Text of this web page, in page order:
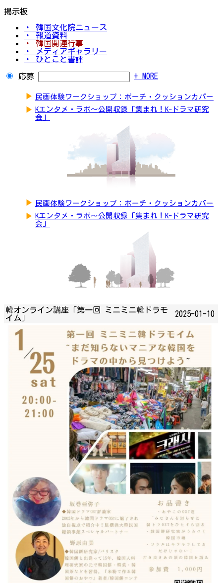
掲示板
・ 韓国文化院ニュース
・ 報道資料
・ 韓国関連行事
・ メディアギャラリー
・ ひとこと書評
応募 + MORE
▶ 民画体験ワークショップ：ポーチ・クッションカバー
▶ Kエンタメ・ラボ～公開収録「集まれ！K-ドラマ研究
会」
▶ 民画体験ワークショップ：ポーチ・クッションカバー
▶ Kエンタメ・ラボ～公開収録「集まれ！K-ドラマ研究
会」
韓オンライン講座「第一回 ミニミニ韓ドラモ
イム」
2025-01-10